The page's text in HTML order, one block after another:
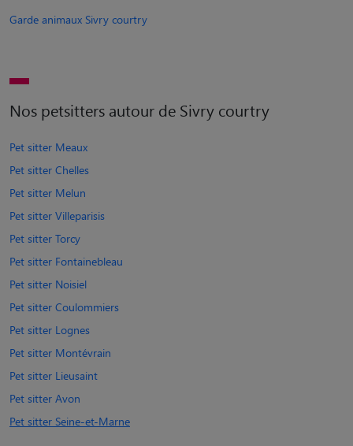
Garde animaux Sivry courtry
Nos petsitters autour de Sivry courtry
Pet sitter Meaux
Pet sitter Chelles
Pet sitter Melun
Pet sitter Villeparisis
Pet sitter Torcy
Pet sitter Fontainebleau
Pet sitter Noisiel
Pet sitter Coulommiers
Pet sitter Lognes
Pet sitter Montévrain
Pet sitter Lieusaint
Pet sitter Avon
Pet sitter Seine-et-Marne